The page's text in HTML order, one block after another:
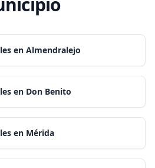
en Almendralejo
en Don Benito
en Mérida